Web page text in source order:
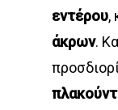
εντέρου,
άκρων.